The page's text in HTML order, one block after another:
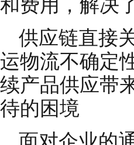
和费用，解决
供应链直接
运物流不确定
续产品供应带
待的困境